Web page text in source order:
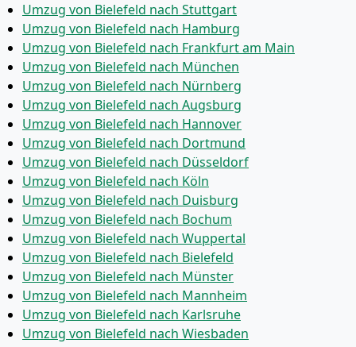
Umzug von Bielefeld nach Stuttgart
Umzug von Bielefeld nach Hamburg
Umzug von Bielefeld nach Frankfurt am Main
Umzug von Bielefeld nach München
Umzug von Bielefeld nach Nürnberg
Umzug von Bielefeld nach Augsburg
Umzug von Bielefeld nach Hannover
Umzug von Bielefeld nach Dortmund
Umzug von Bielefeld nach Düsseldorf
Umzug von Bielefeld nach Köln
Umzug von Bielefeld nach Duisburg
Umzug von Bielefeld nach Bochum
Umzug von Bielefeld nach Wuppertal
Umzug von Bielefeld nach Bielefeld
Umzug von Bielefeld nach Münster
Umzug von Bielefeld nach Mannheim
Umzug von Bielefeld nach Karlsruhe
Umzug von Bielefeld nach Wiesbaden